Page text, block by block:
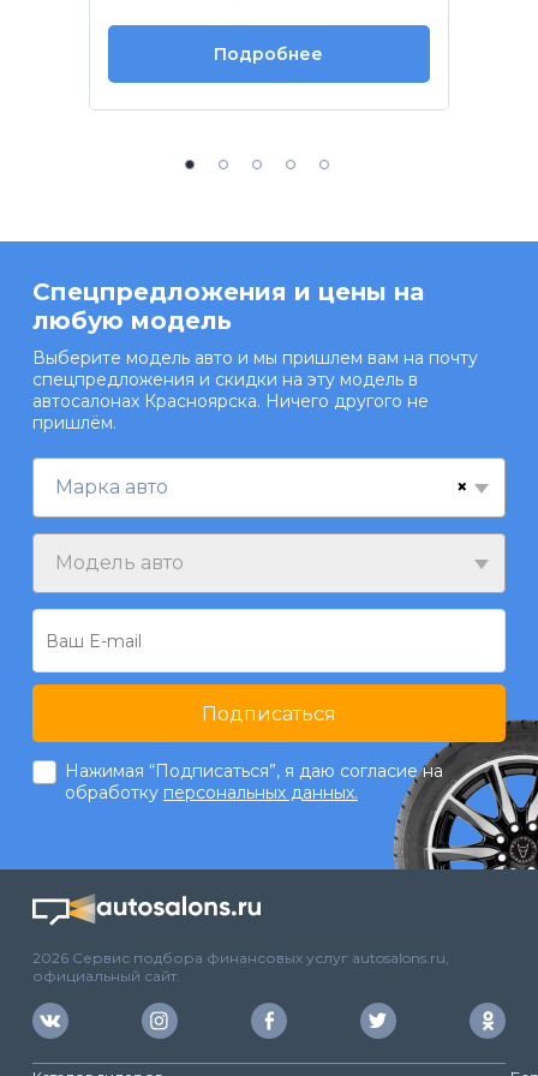
Подробнее
Спецпредложения и цены на
любую модель
Выберите модель авто и мы пришлем вам на почту
спецпредложения и скидки на эту модель в
автосалонах Красноярска. Ничего другого не
пришлём.
×
Марка авто
Модель авто
Подписаться
Нажимая “Подписаться”, я даю согласие на
обработку персональных данных.
2026 Сервис подбора финансовых услуг autosalons.ru,
официальный сайт.